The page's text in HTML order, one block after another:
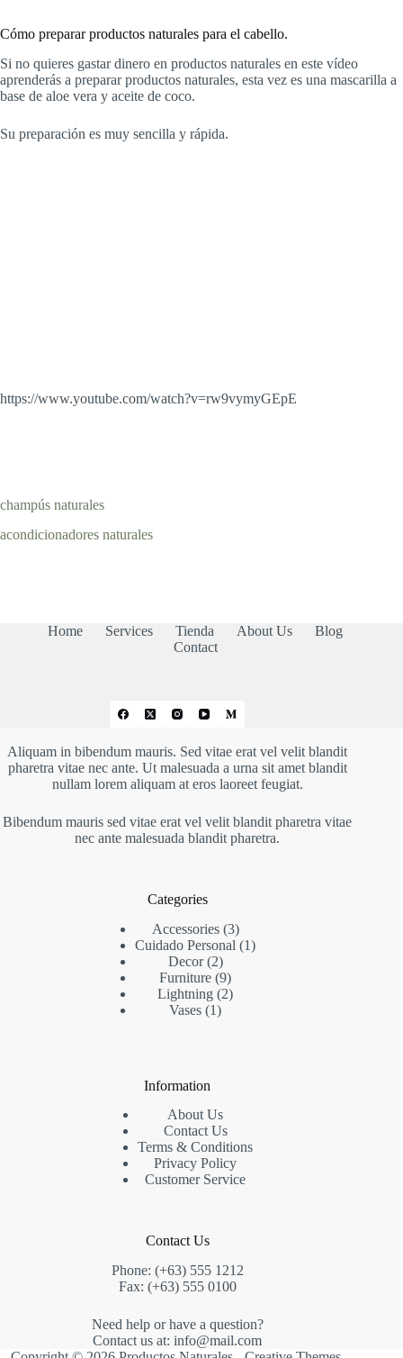
Cómo preparar productos naturales para el cabello.
Si no quieres gastar dinero en productos naturales en este vídeo
aprenderás a preparar productos naturales, esta vez es una mascarilla a
base de aloe vera y aceite de coco.
Su preparación es muy sencilla y rápida.
https://www.youtube.com/watch?v=rw9vymyGEpE
champús naturales
acondicionadores naturales
Home Services Tienda About Us
Blog
Contact
Aliquam in bibendum mauris. Sed vitae erat vel velit blandit
pharetra vitae nec ante. Ut malesuada a urna sit amet blandit
nullam lorem aliquam at eros laoreet feugiat.
Bibendum mauris sed vitae erat vel velit blandit pharetra vitae
nec ante malesuada blandit pharetra.
Categories
Accessories 33
productos
Cuidado Personal 11
Decor 22
productos
Furniture 99
productos
Lightning 22
Vases 11
Information
About Us
Contact Us
Terms & Conditions
Privacy Policy
Customer Service
Contact Us
Phone: (+63) 555 1212
Fax: (+63) 555 0100
Need help or have a question?
Contact us at: info@mail.com